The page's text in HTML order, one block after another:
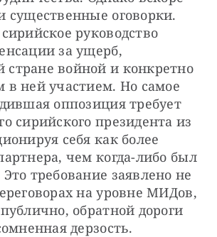
существенные оговорки.
руководство
за ущерб,
войной и конкретно
в ней участием. Но самое
оппозиция требует
сирийского президента из
себя как более
чем когда-либо был
требование заявлено не
на уровне МИДов,
обратной дороги
дерзость.